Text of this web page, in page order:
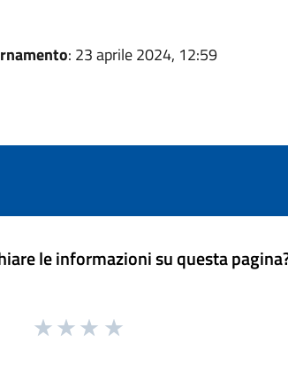
: 23 aprile 2024, 12:59
le informazioni su questa